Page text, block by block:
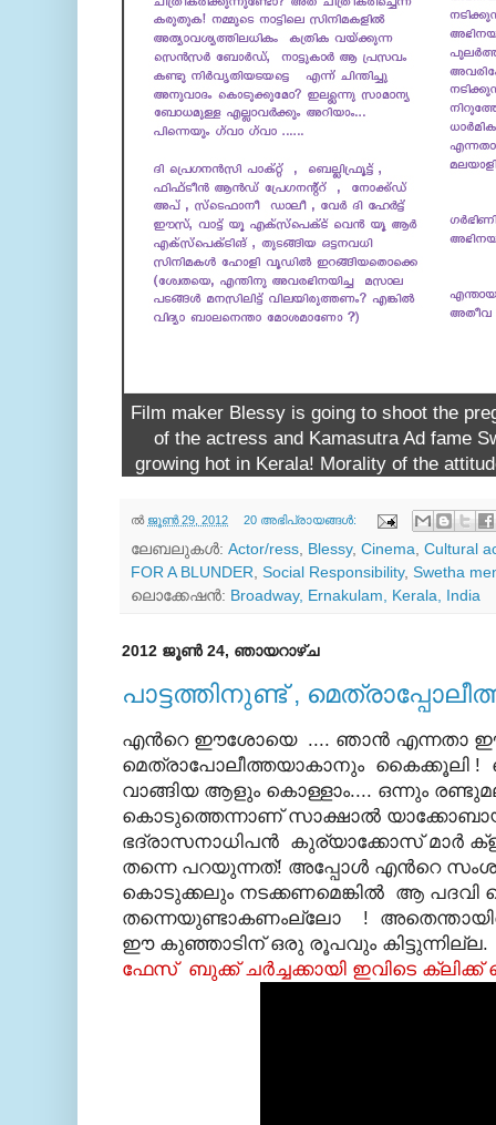
Film maker Blessy is going to shoot the
of the actress and Kamasutra Ad fame
growing hot in Kerala! Morality of the
ല്‍ ജൂൺ 29, 2012 20 അഭിപ്രായങ്ങൾ:
ലേബലുകള്‍: Actor/ress, Blessy, Cinema, Cultural
FOR A BLUNDER, Social Responsibility, Swetha
ലൊക്കേഷന്‍: Broadway, Ernakulam, Kerala, India
2012 ജൂൺ 24, ഞായറാഴ്‌ച
പാട്ടത്തിനുണ്ട് ,
എന്‍റെ ഈശോയെ .... ഞാന്‍ എന്നതാ ഈ
മെത്രാപോലീത്തയാകാനും കൈക്കൂലി
വാങ്ങിയ ആളും കൊള്ളാം.... ഒന്നും
കൊടുത്തെന്നാണ് സാക്ഷാല്‍
ഭദ്രാസനാധിപന്‍ കുര്യാക്കോസ് മാര്‍
തന്നെ പറയുന്നത്! അപ്പോള്‍ എന്‍റെ
കൊടുക്കലും നടക്കണമെങ്കില്‍ ആ പദവി
തന്നെയുണ്ടാകണംല്ലോ !
ഈ കുഞ്ഞാടിന് ഒരു രൂപവും കിട്ടുന്നില്ല.
ഫേസ് ബുക്ക്‌ ചര്‍ച്ചക്കായി ഇവിടെ